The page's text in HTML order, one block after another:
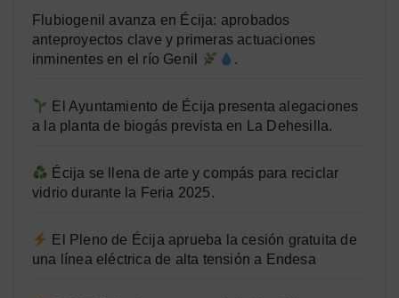
Flubiogenil avanza en Écija: aprobados
anteproyectos clave y primeras actuaciones
inminentes en el río Genil
.
El Ayuntamiento de Écija presenta alegaciones
a la planta de biogás prevista en La Dehesilla.
Écija se llena de arte y compás para reciclar
vidrio durante la Feria 2025.
El Pleno de Écija aprueba la cesión gratuita de
una línea eléctrica de alta tensión a Endesa